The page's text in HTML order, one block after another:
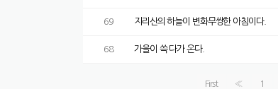
69 지리산의 하늘이 변화무쌍한 아침이다.
68 가을이 쓱 다가 온다.
First « 1